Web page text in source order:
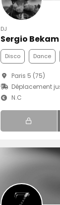
DJ
Sergio Bekam
Disco Dance
Paris 5 (75)
Déplacement
N.C